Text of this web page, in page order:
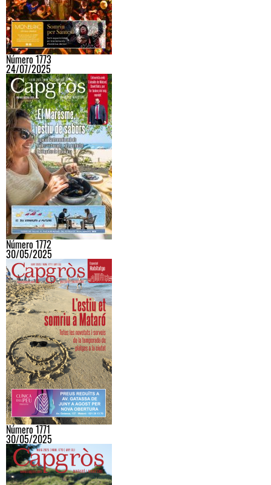
Número 1773
24/07/2025
Número 1772
30/05/2025
Número 1771
30/05/2025